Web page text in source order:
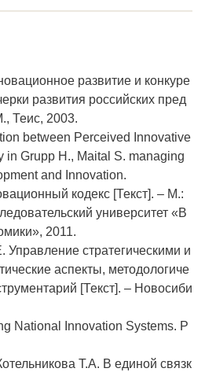
развитие и конкуре
развития российских пред
Теис, 2003.
between Perceived Innovative
in Grupp H., Maital S. managing
and Innovation.
кодекc [Текст]. – М.:
университет «В
2011.
стратегическими и
аспекты, методологиче
[Текст]. – Новосиби
National Innovation Systems. P
Т.А. В единой связк